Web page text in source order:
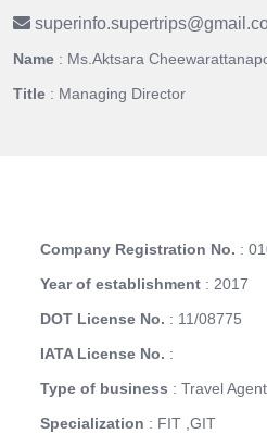
superinfo.supertrips@
Name : Ms.Aktsara
Title : Managing Director
Company Registration No. :
Year of establishment : 2017
DOT License No. : 11/08775
IATA License No. :
Type of business : Travel
Specialization : FIT ,GIT